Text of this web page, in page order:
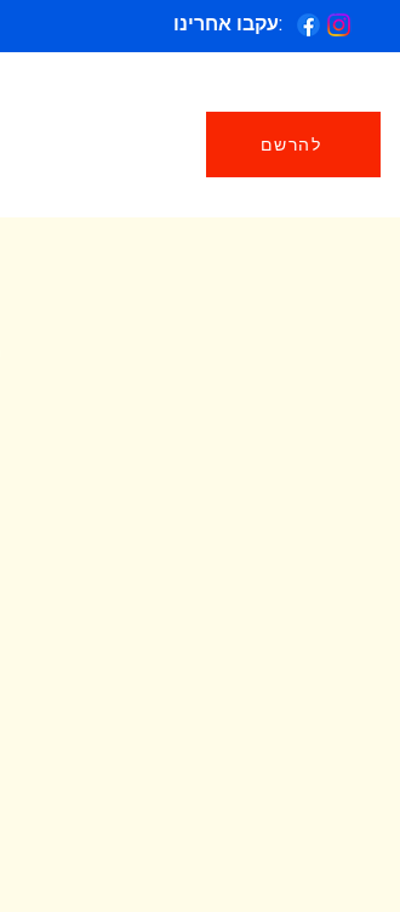
להרשם
עקבו אחרינו: